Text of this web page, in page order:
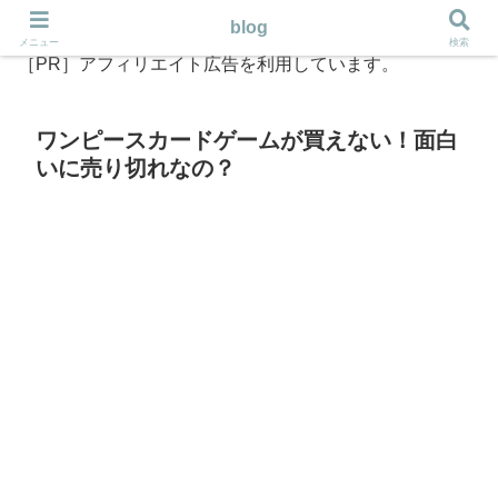
［PR］アフィリエイト広告を利用しています。
ワンピースカードゲームが買えない！面白
いに売り切れなの？
メニュー
blog
検索